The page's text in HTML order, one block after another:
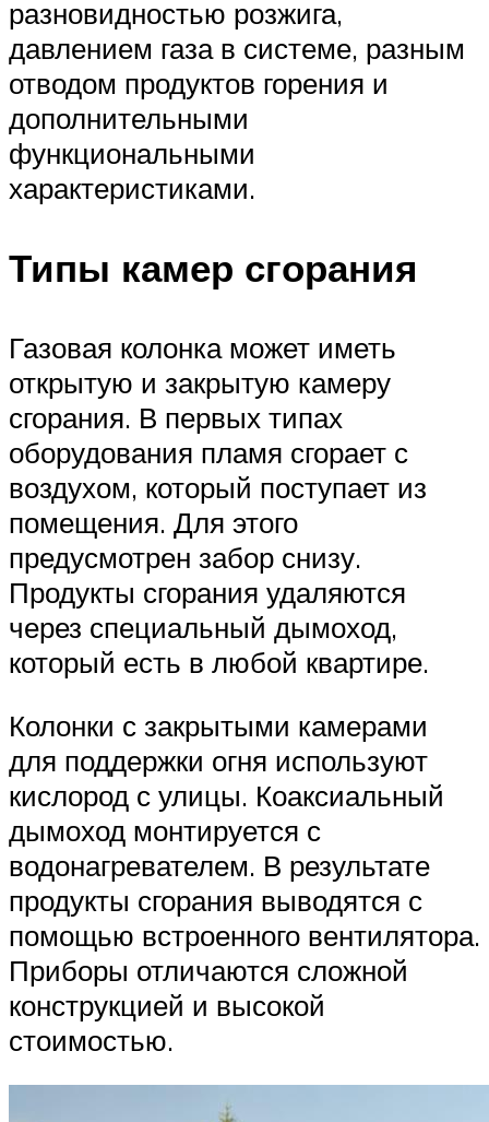
разновидностью розжига,
давлением газа в системе, разным
отводом продуктов горения и
дополнительными
функциональными
характеристиками.
Типы камер сгорания
Газовая колонка может иметь
открытую и закрытую камеру
сгорания. В первых типах
оборудования пламя сгорает с
воздухом, который поступает из
помещения. Для этого
предусмотрен забор снизу.
Продукты сгорания удаляются
через специальный дымоход,
который есть в любой квартире.
Колонки с закрытыми камерами
для поддержки огня используют
кислород с улицы. Коаксиальный
дымоход монтируется с
водонагревателем. В результате
продукты сгорания выводятся с
помощью встроенного вентилятора.
Приборы отличаются сложной
конструкцией и высокой
стоимостью.